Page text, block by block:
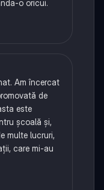
o oricui.
Am încercat
de
este
școală și,
multe lucruri,
care mi-au